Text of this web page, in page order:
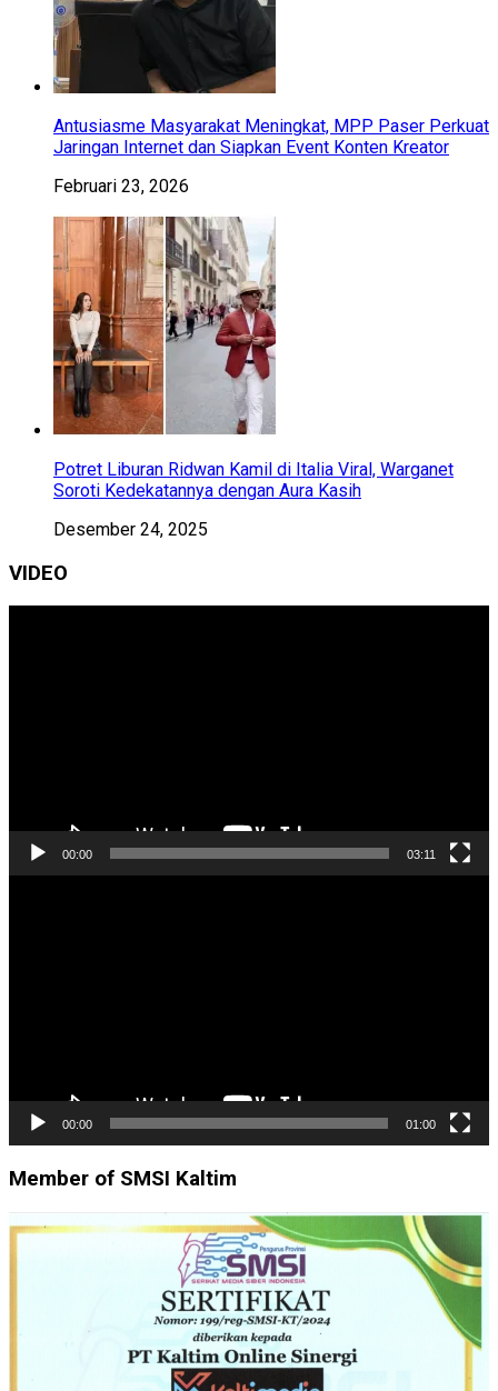
Antusiasme Masyarakat Meningkat, MPP Paser Perkuat
Jaringan Internet dan Siapkan Event Konten Kreator
Februari 23, 2026
Potret Liburan Ridwan Kamil di Italia Viral, Warganet
Soroti Kedekatannya dengan Aura Kasih
Desember 24, 2025
VIDEO
00:00 03:11
00:00 01:00
Member of SMSI Kaltim